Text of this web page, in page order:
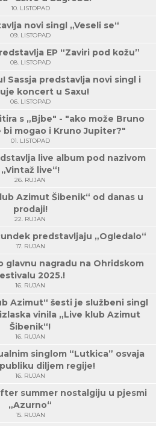
10. LISTOPAD
novi singl „Veseli se“
09. LISTOPAD
EP “Zaviri pod kožu”
08. LISTOPAD
Sassja predstavlja novi singl i
koncert u Saxu!
06. LISTOPAD
s „Bjbe" - "ako može Bruno
bi mogao i Kruno Jupiter?"
01. LISTOPAD
live album pod nazivom
„Vintaž live“!
26. RUJAN
Azimut Šibenik“ od danas u
prodaji!
22. RUJAN
predstavljaju „Ogledalo“
17. RUJAN
glavnu nagradu na Ohridskom
2025.!
16. RUJAN
Azimut“ šesti je službeni singl
vinila „Live klub Azimut
Šibenik“!
16. RUJAN
singlom “Lutkica” osvaja
diljem regije!
16. RUJAN
summer nostalgiju u pjesmi
„Azurno“
15. RUJAN